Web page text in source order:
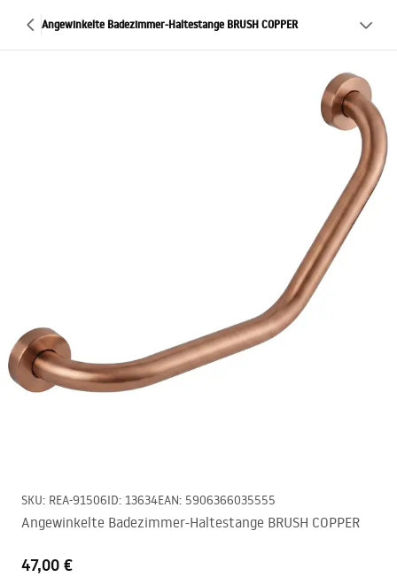
Angewinkelte Badezimmer-Haltestange BRUSH COPPER
SKU: REA-91506ID: 13634EAN: 5906366035555
Angewinkelte Badezimmer-Haltestange BRUSH COPPER
47,00 €